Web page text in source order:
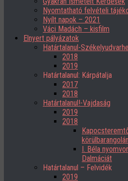
Nyomtatható felvételi
Nyílt napok – 2021
Váci Madách – kisfilm
Elnyert pályázatok
Határtalanul-
2018
2019
Határtalanul: Kárpátalja
2017
2018
Határtalanul!-Vajdaság
2019
2018
I. Béla
Dalmáciát
Határtalanul – Felvidék
2019